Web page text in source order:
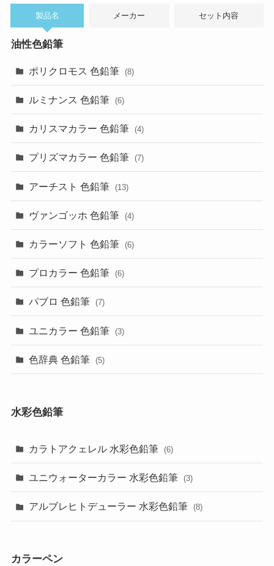
製品名 メーカー セット内容
油性色鉛筆
ポリクロモス 色鉛筆 (8)
ルミナンス 色鉛筆 (6)
カリスマカラー 色鉛筆 (4)
プリズマカラー 色鉛筆 (7)
アーチスト 色鉛筆 (13)
ヴァンゴッホ 色鉛筆 (4)
カラーソフト 色鉛筆 (6)
プロカラー 色鉛筆 (6)
パブロ 色鉛筆 (7)
ユニカラー 色鉛筆 (3)
色辞典 色鉛筆 (5)
水彩色鉛筆
カラトアクェレル 水彩色鉛筆 (6)
ユニウォーターカラー 水彩色鉛筆 (3)
アルブレヒトデューラー 水彩色鉛筆 (8)
カラーペン